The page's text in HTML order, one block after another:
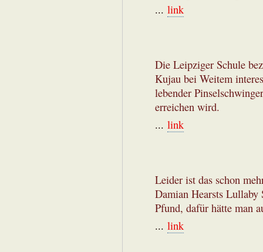
... link
Die Leipziger Schule
Kujau bei Weitem
lebender
erreichen wird.
... link
Leider ist das schon
Damian Hearsts
Pfund, dafür hätte man
... link